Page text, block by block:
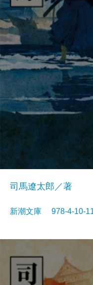
司馬遼太郎／著
新潮文庫 978-4-10-